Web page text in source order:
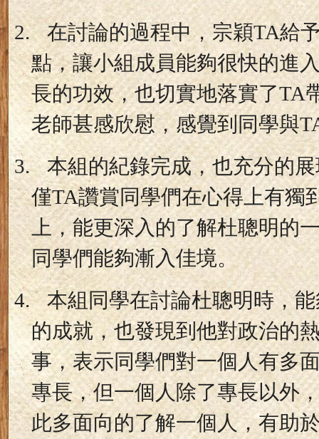
2.
在討論的過程中，宗穎TA給
點，讓小組成員能夠很快的進
長的功效，也切實地落實了TA
老師甚感欣慰，感覺到同學與
3.
本組的紀錄完成，也充分的
僅TA讚賞同學們在心得上有獨
上，能更深入的了解杜聰明的
同學們能夠漸入佳境。
4.
本組同學在討論杜聰明時，
的成就，也發現到他對政治的
事，表示同學們對一個人有多
專長，但一個人除了專長以外
此多面向的了解一個人，有助